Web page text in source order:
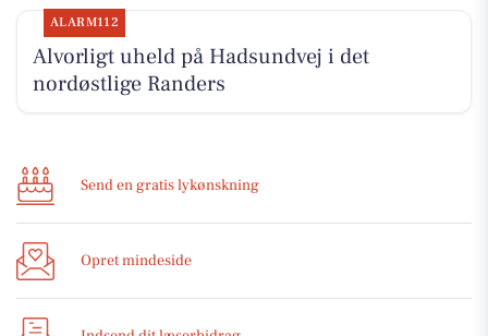
ALARM112
Alvorligt uheld på Hadsundvej i det
nordøstlige Randers
Send en gratis lykønskning
Opret mindeside